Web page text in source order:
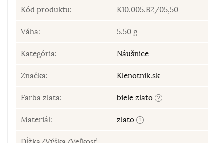
Kód produktu: K10.005.B2/05,50
Váha: 5.50 g
Kategória: Náušnice
Značka: Klenotnik.sk
Farba zlata: biele zlato
Materiál: zlato